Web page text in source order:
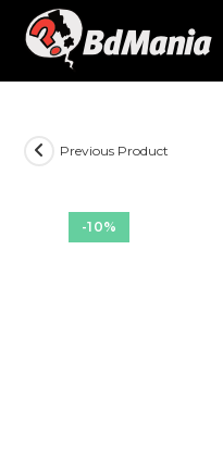
content
-10%
Previous Product